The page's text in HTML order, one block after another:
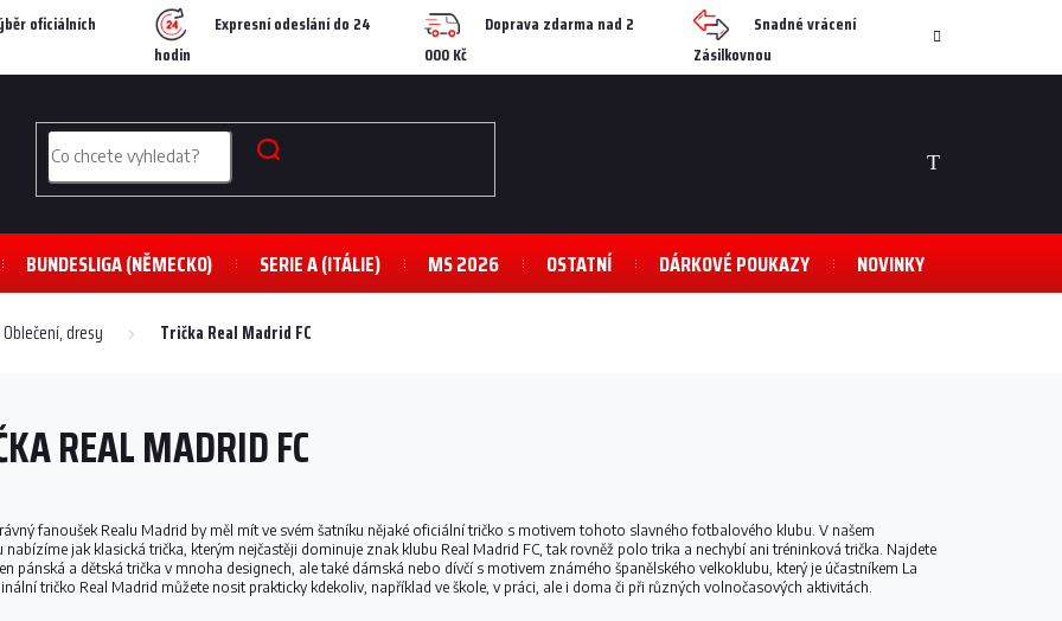
oficiálních
Expresní odeslání do 24
hodin
Doprava zdarma nad 2
000 Kč
Snadné vrácení
Zásilkovnou
NÁKUPNÍ
BUNDESLIGA (NĚMECKO) SERIE A (ITÁLIE) MS 2026 OSTATNÍ DÁRKOVÉ POUKAZY NOVINKY
Oblečení, dresy Trička Real Madrid FC
REAL MADRID FC
fanoušek Realu Madrid by měl mít ve svém šatníku nějaké oficiální tričko s motivem tohoto slavného fotbalového klubu. V našem
nabízíme jak klasická trička, kterým nejčastěji dominuje znak klubu Real Madrid FC, tak rovněž polo trika a nechybí ani tréninková trička. Najdete
pánská a dětská trička v mnoha designech, ale také dámská nebo dívčí s motivem známého španělského velkoklubu, který je účastníkem La
tričko Real Madrid můžete nosit prakticky kdekoliv, například ve škole, v práci, ale i doma či při různých volnočasových aktivitách.